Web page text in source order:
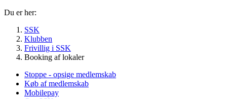
Du er her:
SSK
Klubben
Frivillig i SSK
Booking af lokaler
Stoppe - opsige medlemskab
Køb af medlemskab
Mobilepay